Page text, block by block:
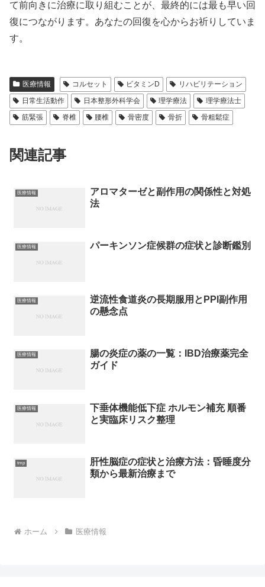
て前向きに治療に取り組むことが、最終的には最も早い回
復につながります。あなたの回復を心からお祈りしていま
す。
医療情報 コルセット ビタミンD
リハビリテーション
日常生活動作
日本整形外科学会 理学療法
理学療法士
筋緊張
脊椎 腰椎 骨密度 骨折 骨粗鬆症
関連記事
医療情報
アロマターゼと副作用の関係性と対処
法
医療情報 パーキンソン症候群の症状と診断鑑別
医療情報
逆流性食道炎の長期服用とPPI副作用
の懸念点
医療情報
腸の炎症の薬の一覧：IBD治療薬完全
ガイド
医療情報
下垂体機能低下症 ホルモン補充 順番
と実臨床リスク整理
tmp
肝性脳症の症状と治療方法：昏睡度分
類から最新治療まで
ホーム 医療情報